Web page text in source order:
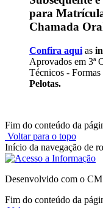
para
Chamada
Confira aqui as
Aprovados em 3ª
Técnicos - Formas
Pelotas.
Fim do conteúdo da
Voltar para o topo
Início da navegação de
Desenvolvido com o
Fim do conteúdo da